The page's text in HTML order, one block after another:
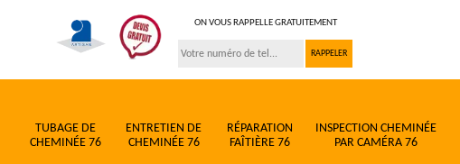
ON VOUS RAPPELLE GRATUITEMENT
TUBAGE DE
CHEMINÉE 76
ENTRETIEN DE
CHEMINÉE 76
RÉPARATION
FAÎTIÈRE 76
INSPECTION CHEMINÉE
PAR CAMÉRA 76